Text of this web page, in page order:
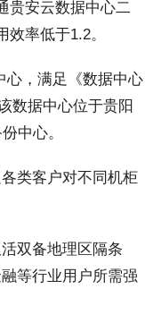
贵安云数据中心二
率低于1.2。
，满足《数据中心
数据中心位于贵阳
中心。
类客户对不同机柜
双备地理区隔条
等行业用户所需强